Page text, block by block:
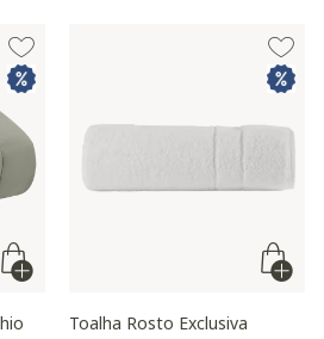
Toalha Rosto Exclusiva